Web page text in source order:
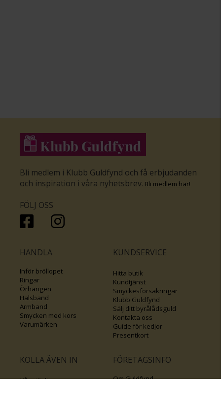
Bli medlem i Klubb Guldfynd och få erbjudanden
och inspiration i våra nyhetsbrev. Bli medlem här!
FÖLJ OSS
HANDLA
Inför bröllopet
Ringar
Örhängen
Halsband
Armband
Smycken med kors
Varumärken
KUNDSERVICE
Hitta butik
Kundtjänst
Smyckesförsäkringar
Klubb Guldfynd
Sälj ditt byrålådsguld
Kontakta oss
Guide för kedjor
Presentkort
KOLLA ÄVEN IN
Våra tävlingar
FÖRETAGSINFO
Om Guldfynd